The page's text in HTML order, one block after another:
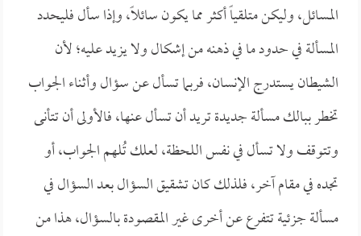
المسائل، وليكن متلقياً أكثر مما يكون سائلاً، وإذا سأل فليحدد
المسألة في حدود ما في ذهنه من إشكال ولا يزيد عليه؛ لأن
الشيطان يستدرج الإنسان، فربما تسأل عن سؤال وأثناء الجواب
تخطر ببالك مسألة جديدة تريد أن تسأل عنها، فالأولى أن تتأنى
وتتوقف ولا تسأل في نفس اللحظة، لعلك تُلهم الجواب، أو
تجده في مقام آخر، فلذلك كان تشقيق السؤال بعد السؤال في
مسألة جزئية تتفرع عن أخرى غير المقصودة بالسؤال، هذا من